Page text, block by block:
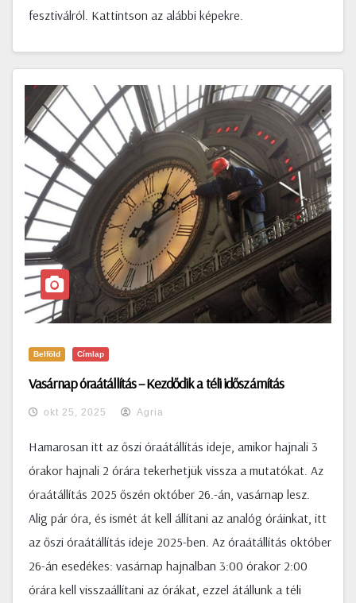
fesztiválról. Kattintson az alábbi képekre.
Belföld Címlap
Vasárnap óraátállítás – Kezdődik a téli időszámítás
okt 25, 2025 Agria
Hamarosan itt az őszi óraátállítás ideje, amikor hajnali 3
órakor hajnali 2 órára tekerhetjük vissza a mutatókat. Az
óraátállítás 2025 őszén október 26.-án, vasárnap lesz.
Alig pár óra, és ismét át kell állítani az analóg óráinkat, itt
az őszi óraátállítás ideje 2025-ben. Az óraátállítás október
26-án esedékes: vasárnap hajnalban 3:00 órakor 2:00
órára kell visszaállítani az órákat, ezzel átállunk a téli